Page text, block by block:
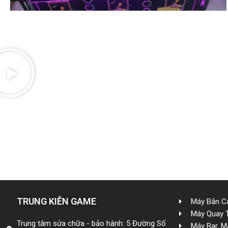
TRUNG KIÊN GAME
Trung tâm sửa chữa - bảo hành: 5 Đường Số
Máy Bắn
Máy Quay
Máy Bar,